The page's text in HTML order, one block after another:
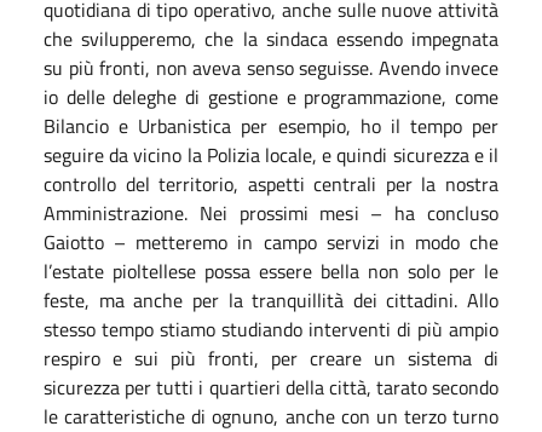
quotidiana di tipo operativo, anche sulle nuove attività
che svilupperemo, che la sindaca essendo impegnata
su più fronti, non aveva senso seguisse. Avendo invece
io delle deleghe di gestione e programmazione, come
Bilancio e Urbanistica per esempio, ho il tempo per
seguire da vicino la Polizia locale, e quindi sicurezza e il
controllo del territorio, aspetti centrali per la nostra
Amministrazione. Nei prossimi mesi – ha concluso
Gaiotto – metteremo in campo servizi in modo che
l’estate pioltellese possa essere bella non solo per le
feste, ma anche per la tranquillità dei cittadini. Allo
stesso tempo stiamo studiando interventi di più ampio
respiro e sui più fronti, per creare un sistema di
sicurezza per tutti i quartieri della città, tarato secondo
le caratteristiche di ognuno, anche con un terzo turno